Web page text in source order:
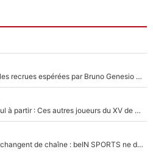
Plus de 100M€ pour l'OM : Voici les recrues espérées par Bruno Genesio et Grégory Lorenzi après l’opération dégraissage
Thomas Ramos ne sera pas le seul à partir : Ces autres joueurs du XV de France pourraient aussi quitter le Stade Toulousain, un club de Top 14 est déjà sur les rangs
Kylian Mbappé et Lamine Yamal changent de chaîne : beIN SPORTS ne digère pas cette décision historique et prédit un fiasco pour la Liga